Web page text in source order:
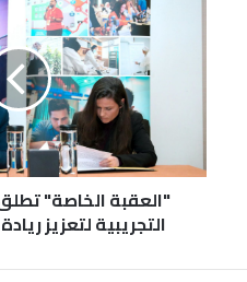
ل
ة
"العقبة الخاصة"
التجريبية لتعزيز